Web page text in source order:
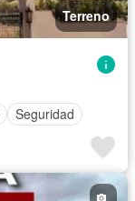
Terreno
Seguridad